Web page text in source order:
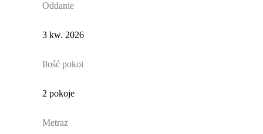
Oddanie
3 kw. 2026
Ilość pokoi
2 pokoje
Metraż